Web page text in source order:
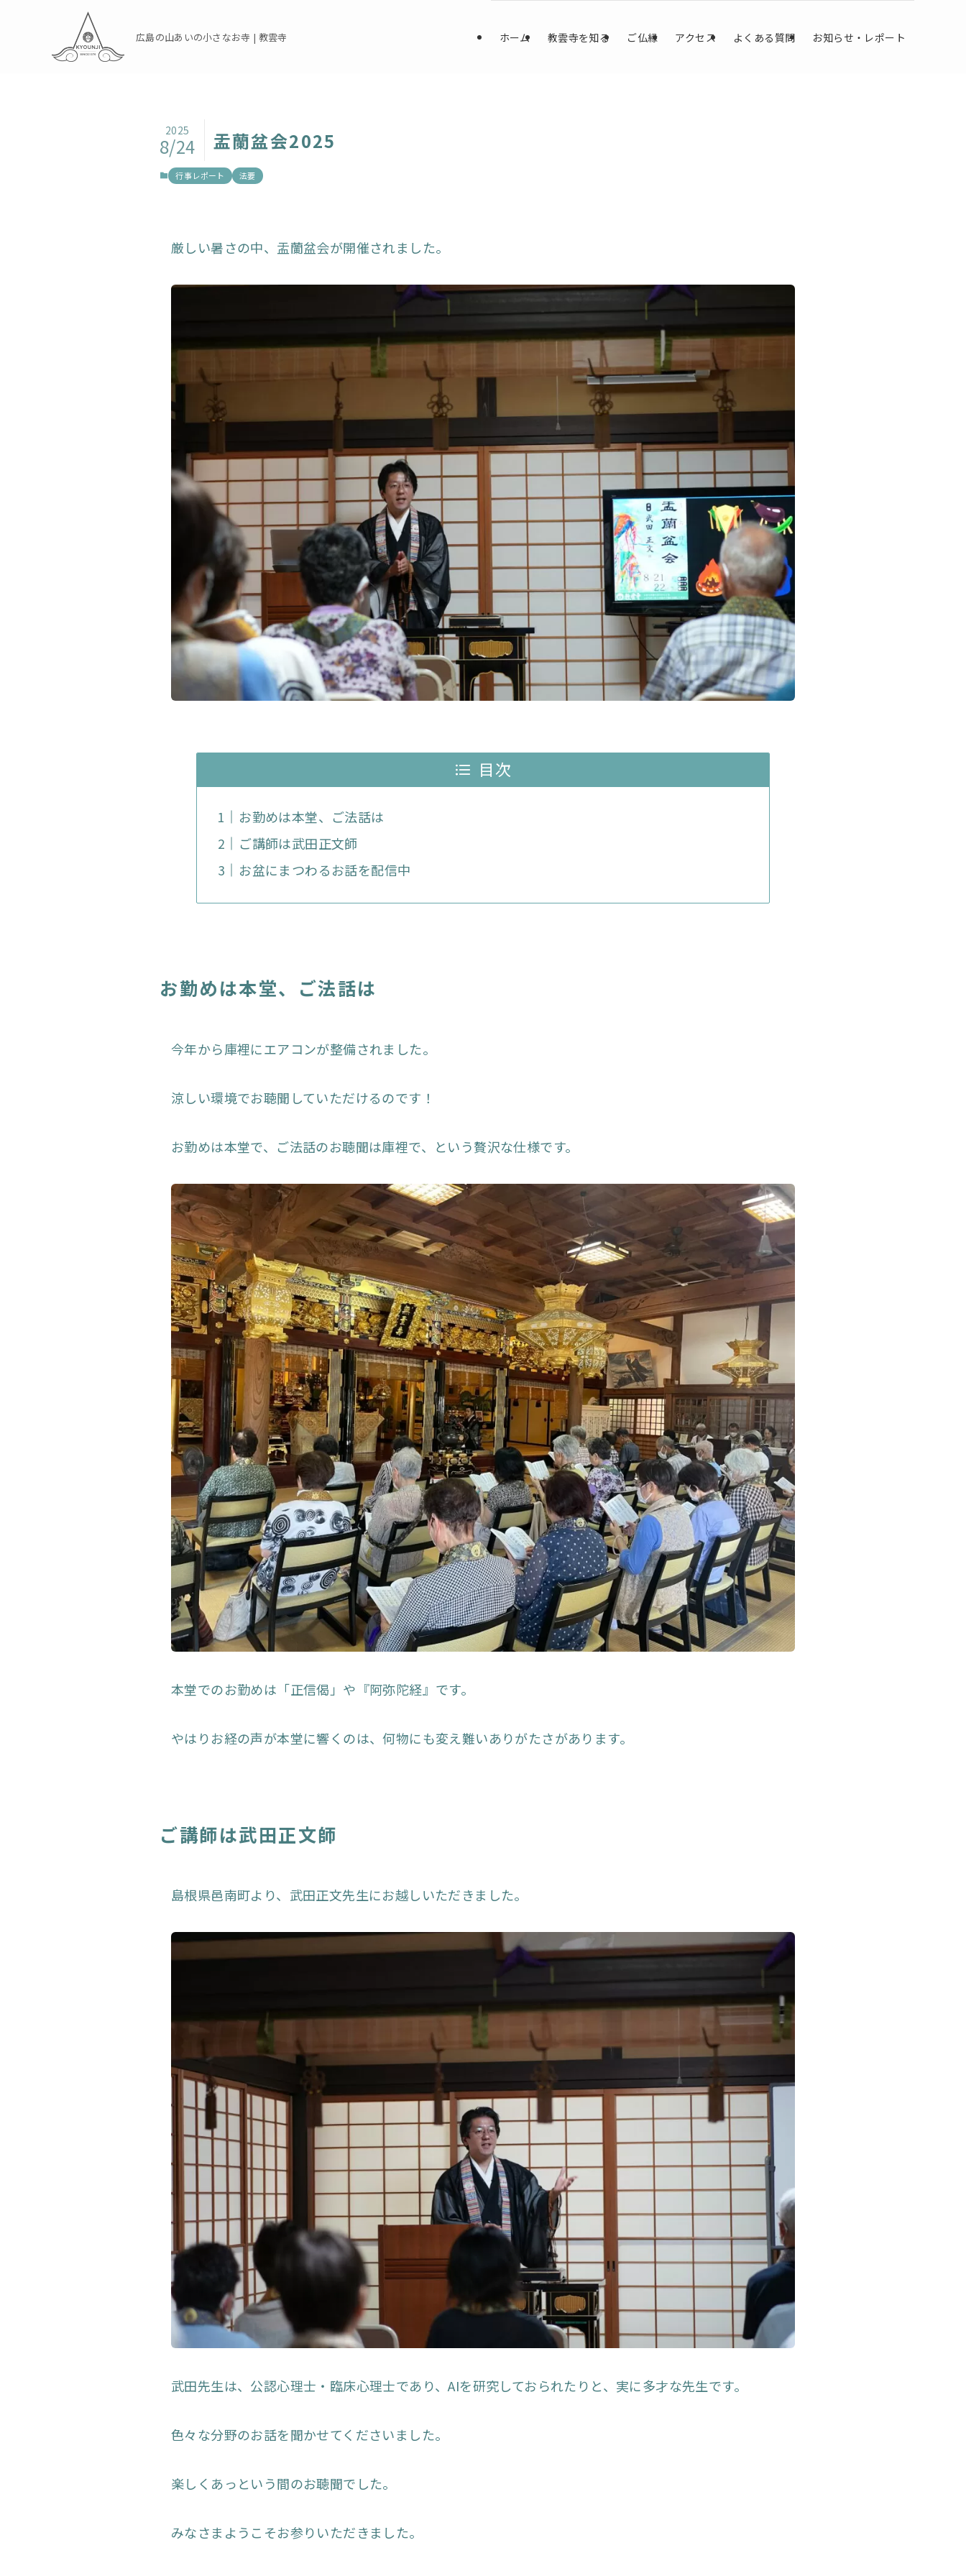
広島の山あいの小さなお寺 | 教雲寺 ホーム 教雲寺を知る ご仏縁 アクセス よくある質問 お知らせ・レポート
盂蘭盆会2025
2025
8/24
行事レポート 法要
厳しい暑さの中、盂蘭盆会が開催されました。
目次
お勤めは本堂、ご法話は
ご講師は武田正文師
お盆にまつわるお話を配信中
お勤めは本堂、ご法話は
今年から庫裡にエアコンが整備されました。
涼しい環境でお聴聞していただけるのです！
お勤めは本堂で、ご法話のお聴聞は庫裡で、という贅沢な仕様です。
本堂でのお勤めは「正信偈」や『阿弥陀経』です。
やはりお経の声が本堂に響くのは、何物にも変え難いありがたさがあります。
ご講師は武田正文師
島根県邑南町より、武田正文先生にお越しいただきました。
武田先生は、公認心理士・臨床心理士であり、AIを研究しておられたりと、実に多才な先生です。
色々な分野のお話を聞かせてくださいました。
楽しくあっという間のお聴聞でした。
みなさまようこそお参りいただきました。